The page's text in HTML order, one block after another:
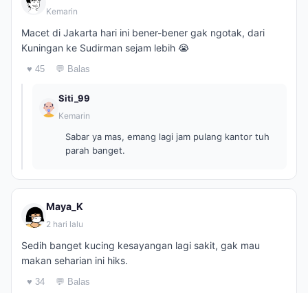
Kemarin
Macet di Jakarta hari ini bener-bener gak ngotak, dari
Kuningan ke Sudirman sejam lebih 😭
♥ 45 💬 Balas
Siti_99
Kemarin
Sabar ya mas, emang lagi jam pulang kantor tuh
parah banget.
Maya_K
2 hari lalu
Sedih banget kucing kesayangan lagi sakit, gak mau
makan seharian ini hiks.
♥ 34 💬 Balas